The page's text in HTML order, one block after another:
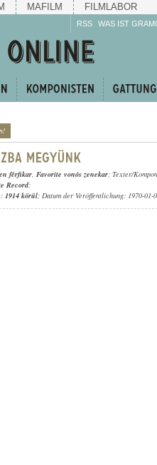
MAFILM FILMLABOR
RSS WAS IST
férfikar, Favorite vonós zenekar; Texter/
Record;
1914 körül; Datum der Veröffentlichung: 1970-01-